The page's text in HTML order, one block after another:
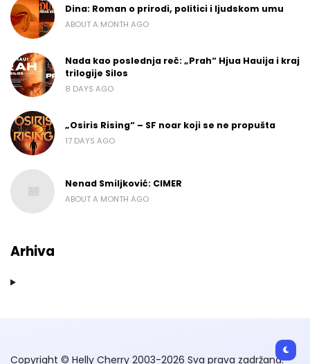
Dina: Roman o prirodi, politici i ljudskom umu
ABOUT A MONTH AGO
Nada kao poslednja reč: „Prah“ Hjua Hauija i kraj
trilogije Silos
8 DAYS AGO
„Osiris Rising“ – SF noar koji se ne propušta
17 DAYS AGO
Nenad Smiljković: CIMER
ABOUT A MONTH AGO
Arhiva
Copyright © Helly Cherry 2003-2026 Sva prava zadržana.